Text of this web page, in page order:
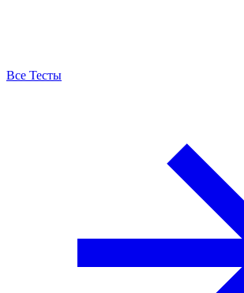
Все Тесты